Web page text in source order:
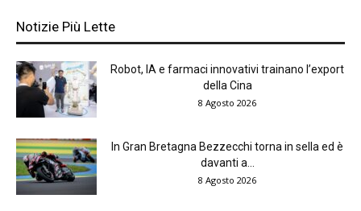
Notizie Più Lette
Robot, IA e farmaci innovativi trainano l’export
della Cina
8 Agosto 2026
In Gran Bretagna Bezzecchi torna in sella ed è
davanti a...
8 Agosto 2026